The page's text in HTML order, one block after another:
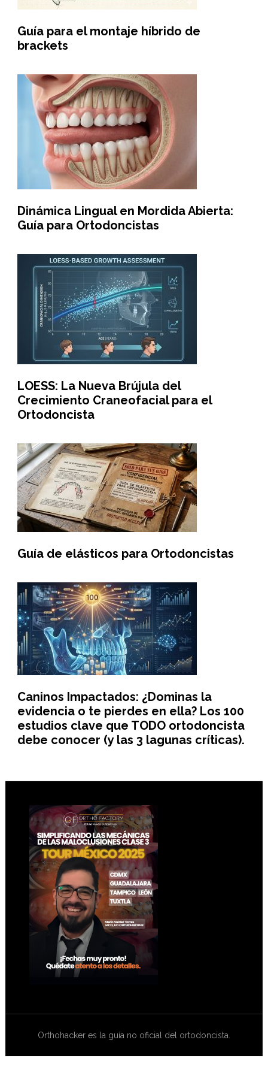
Guía para el montaje híbrido de
brackets
Dinámica Lingual en Mordida Abierta:
Guía para Ortodoncistas
LOESS: La Nueva Brújula del
Crecimiento Craneofacial para el
Ortodoncista
Guía de elásticos para Ortodoncistas
Caninos Impactados: ¿Dominas la
evidencia o te pierdes en ella? Los 100
estudios clave que TODO ortodoncista
debe conocer (y las 3 lagunas críticas).
Footer
Orthohacker es la guía no oficial del ortodoncista.